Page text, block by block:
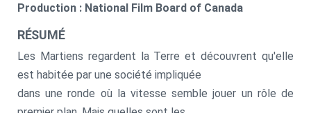
Production : National Film Board of Canada
RÉSUMÉ
Les Martiens regardent la Terre et découvrent qu'elle
est habitée par une société impliquée
dans une ronde où la vitesse semble jouer un rôle de